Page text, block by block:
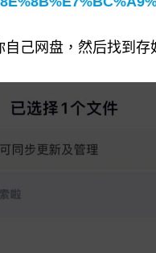
自己网盘，然后找到存